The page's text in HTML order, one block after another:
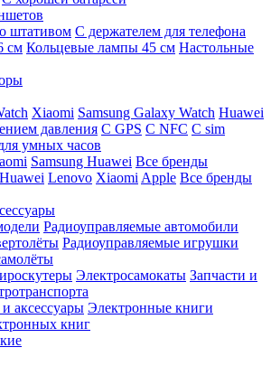
штативом C держателем для телефона
см Кольцевые лампы 45 см Настольные
Xiaomi Samsung Galaxy Watch Huawei
давления C GPS C NFC C sim
умных часов
Samsung Huawei Все бренды
Huawei Lenovo Xiaomi Apple Все бренды
Радиоуправляемые автомобили
Радиоуправляемые игрушки
Электросамокаты Запчасти и
аксессуары Электронные книги
книг